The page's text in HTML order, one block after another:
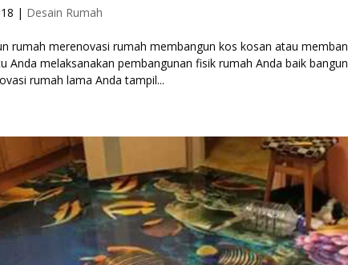
| Desain Rumah
rumah merenovasi rumah membangun kos kosan atau
Anda melaksanakan pembangunan fisik rumah Anda baik
rumah lama Anda tampil...